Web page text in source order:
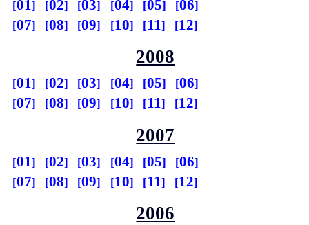
01 02 03 04 05
06
07
08 09 10 11 12
2008
01 02 03 04 05
06
07
08 09 10 11 12
2007
01 02 03 04 05
06
07
08 09 10 11 12
2006